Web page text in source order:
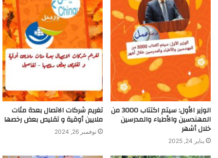
الوزير الأول: سيتم اكتتاب 3000 من
المهندسين والأطباء والمدرسين
خلال أشهر
يناير 24, 2025
تغريم شركات الاتصال بعدة مئات
ملايين أوقية و تقليص بعض رخصها
نوفمبر 26, 2024